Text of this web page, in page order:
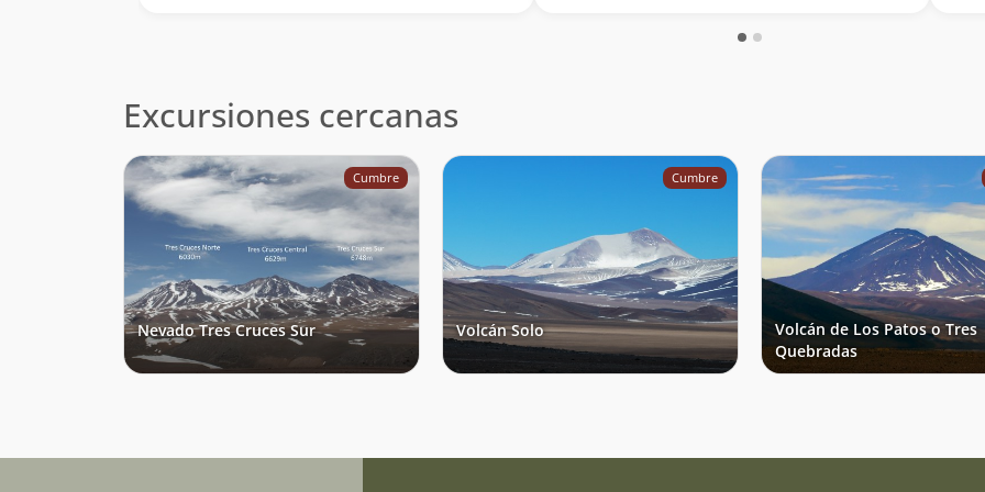
Excursiones cercanas
Cumbre
Nevado Tres Cruces Sur
Cumbre
Volcán Solo
Volcán de Los Patos o Tres
Quebradas